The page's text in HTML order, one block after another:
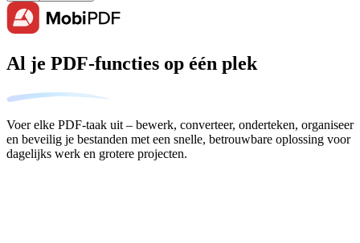
Al je PDF-functies op één plek
Voer elke PDF-taak uit – bewerk, converteer, onderteken, organiseer
en beveilig je bestanden met een snelle, betrouwbare oplossing voor
dagelijks werk en grotere projecten.